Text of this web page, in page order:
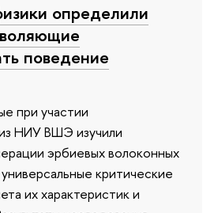
определили
поведение
при участии
НИУ ВШЭ изучили
эрбиевых волоконных
критические
их характеристик и